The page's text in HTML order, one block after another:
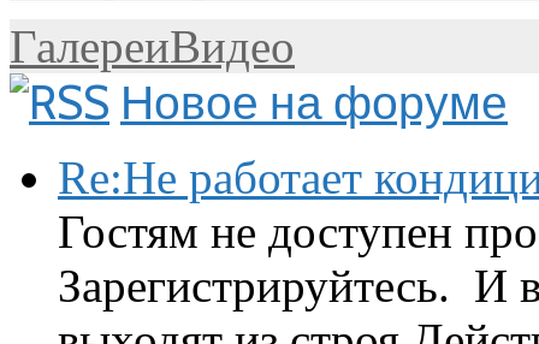
ГалереиВидео
Новое на форуме
Re:Не работает
Гостям не доступен
Зарегистрируйтесь. И